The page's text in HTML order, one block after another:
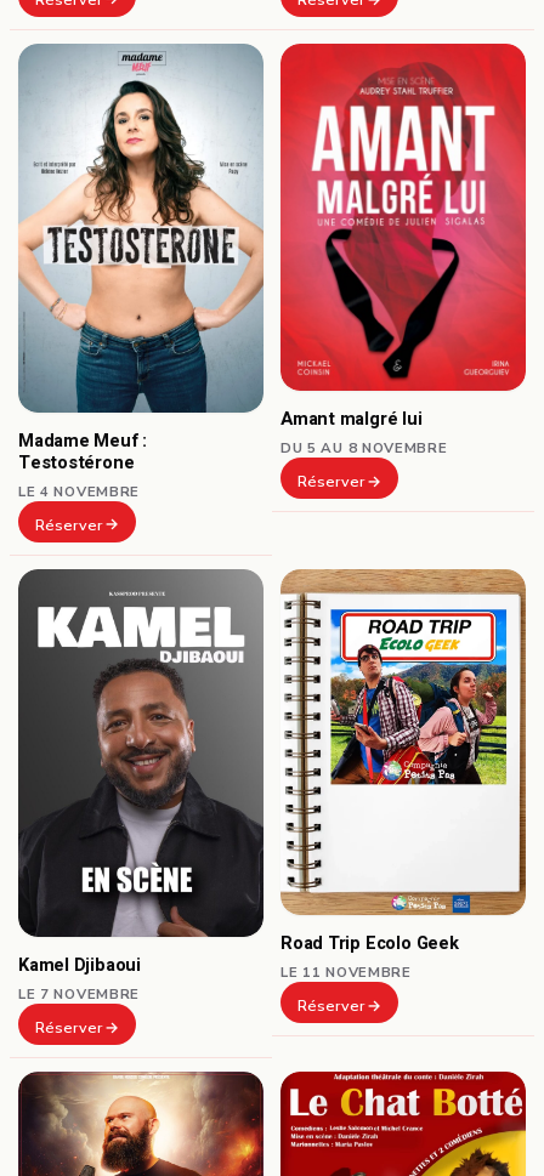
Madame Meuf :
Testostérone
LE 4 NOVEMBRE
Réserver
Amant malgré lui
DU 5 AU 8 NOVEMBRE
Réserver
Kamel Djibaoui
LE 7 NOVEMBRE
Réserver
Road Trip Ecolo Geek
LE 11 NOVEMBRE
Réserver